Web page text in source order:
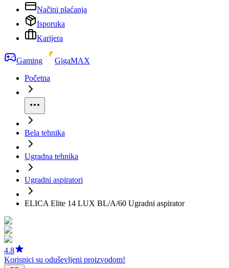
Načini plaćanja
Isporuka
Karijera
Gaming
GigaMAX
Početna
Bela tehnika
Ugradna tehnika
Ugradni aspiratori
ELICA Elite 14 LUX BL/A/60 Ugradni aspirator
4.8
Korisnici su oduševljeni proizvodom!